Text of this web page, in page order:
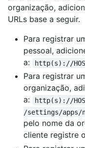
organização,
URLs base a seguir.
Para registrar
pessoal,
a:
http(s)://
Para registrar
organização,
a:
http(s)://
/settings/apps/
pelo nome da
cliente registre